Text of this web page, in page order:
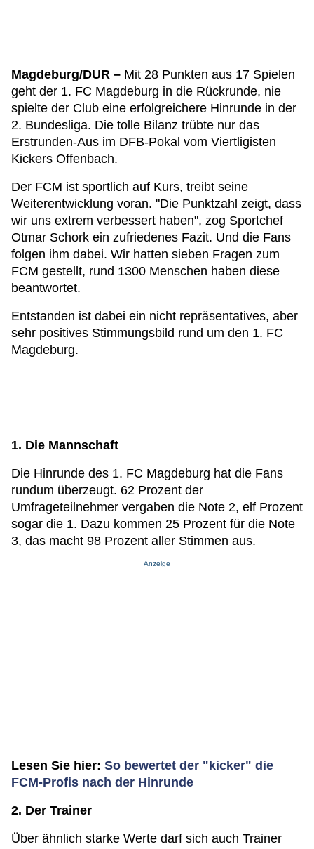
Magdeburg/DUR – Mit 28 Punkten aus 17 Spielen
geht der 1. FC Magdeburg in die Rückrunde, nie
spielte der Club eine erfolgreichere Hinrunde in der
2. Bundesliga. Die tolle Bilanz trübte nur das
Erstrunden-Aus im DFB-Pokal vom Viertligisten
Kickers Offenbach.
Der FCM ist sportlich auf Kurs, treibt seine
Weiterentwicklung voran. "Die Punktzahl zeigt, dass
wir uns extrem verbessert haben", zog Sportchef
Otmar Schork ein zufriedenes Fazit. Und die Fans
folgen ihm dabei. Wir hatten sieben Fragen zum
FCM gestellt, rund 1300 Menschen haben diese
beantwortet.
Entstanden ist dabei ein nicht repräsentatives, aber
sehr positives Stimmungsbild rund um den 1. FC
Magdeburg.
1. Die Mannschaft
Die Hinrunde des 1. FC Magdeburg hat die Fans
rundum überzeugt. 62 Prozent der
Umfrageteilnehmer vergaben die Note 2, elf Prozent
sogar die 1. Dazu kommen 25 Prozent für die Note
3, das macht 98 Prozent aller Stimmen aus.
Anzeige
Lesen Sie hier: So bewertet der "kicker" die
FCM-Profis nach der Hinrunde
2. Der Trainer
Über ähnlich starke Werte darf sich auch Trainer